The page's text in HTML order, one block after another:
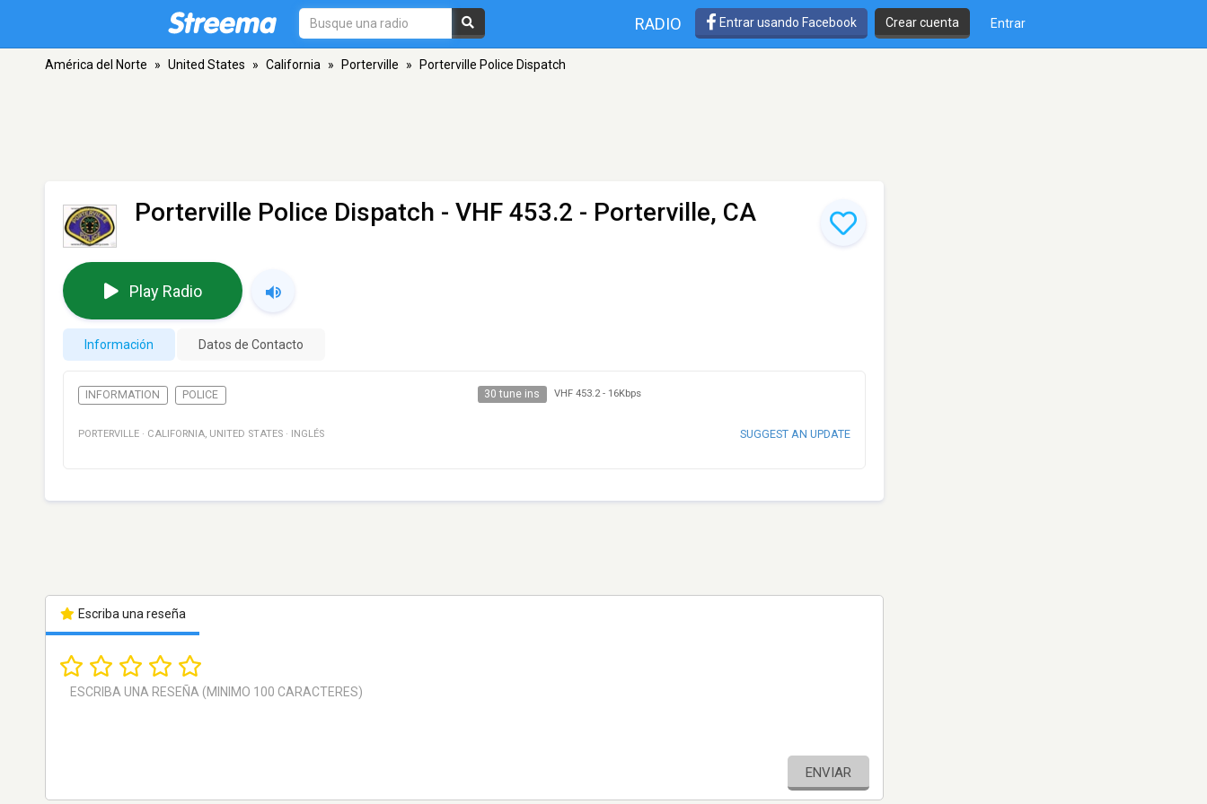
RADIO Entrar usando Facebook Crear cuenta Entrar
América del Norte » United States » California » Porterville » Porterville Police Dispatch
Porterville Police Dispatch - VHF 453.2 - Porterville, CA
Play Radio
Información Datos de Contacto
INFORMATION POLICE 30 tune ins VHF 453.2- 16Kbps
PORTERVILLE · CALIFORNIA UNITED STATES · INGLÉS SUGGEST AN UPDATE
Escriba una reseña
ENVIAR